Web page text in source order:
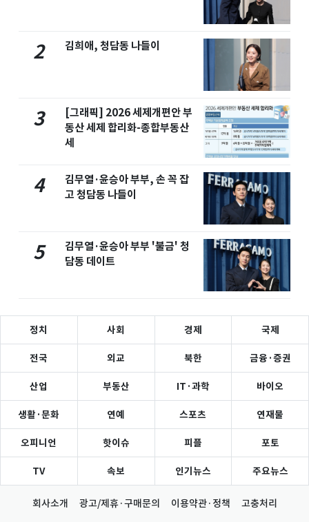
2 김희애, 청담동 나들이
3
[그래픽] 2026 세제개편안 부
동산 세제 합리화-종합부동산
세
4
김무열·윤승아 부부, 손 꼭 잡
고 청담동 나들이
5
김무열·윤승아 부부 '불금' 청
담동 데이트
정치 사회 경제 국제
전국 외교 북한 금융·증권
산업 부동산 IT·과학 바이오
생활·문화 연예 스포츠 연재물
오피니언 핫이슈 피플 포토
TV 속보 인기뉴스 주요뉴스
회사소개 광고/제휴·구매문의 이용약관·정책 고충처리